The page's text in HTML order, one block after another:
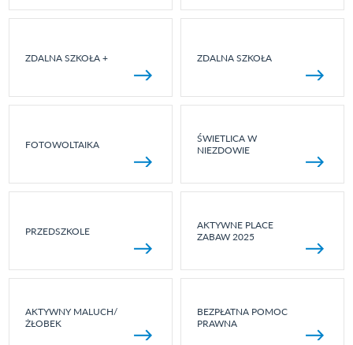
ZDALNA SZKOŁA + ZDALNA SZKOŁA
FOTOWOLTAIKA
ŚWIETLICA W
NIEZDOWIE
PRZEDSZKOLE
AKTYWNE PLACE
ZABAW 2025
AKTYWNY MALUCH/
ŻŁOBEK
BEZPŁATNA POMOC
PRAWNA